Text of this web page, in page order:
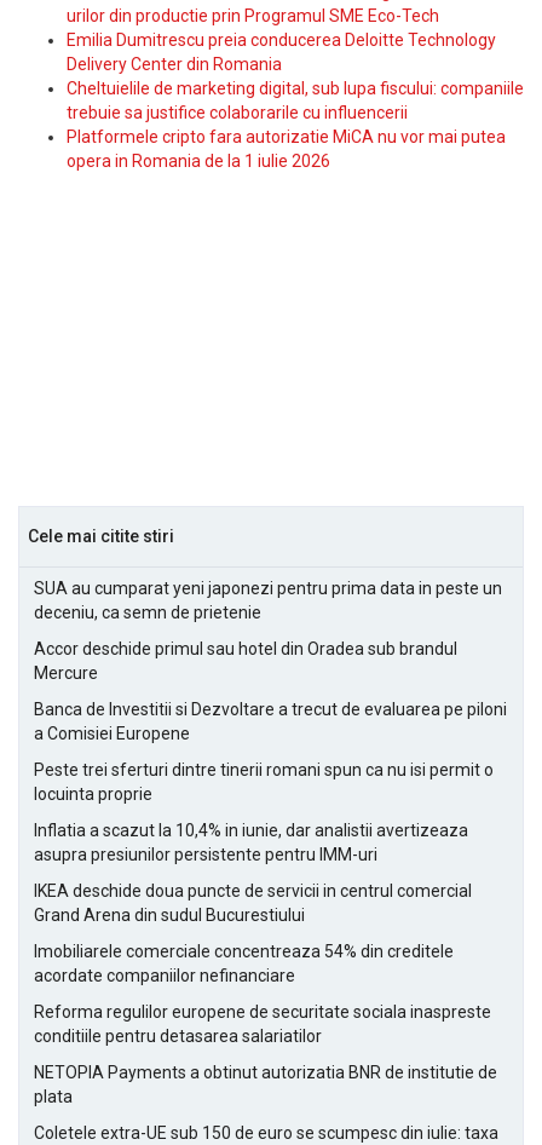
urilor din productie prin Programul SME Eco-Tech
Emilia Dumitrescu preia conducerea Deloitte Technology
Delivery Center din Romania
Cheltuielile de marketing digital, sub lupa fiscului: companiile
trebuie sa justifice colaborarile cu influencerii
Platformele cripto fara autorizatie MiCA nu vor mai putea
opera in Romania de la 1 iulie 2026
Cele mai citite stiri
SUA au cumparat yeni japonezi pentru prima data in peste un
deceniu, ca semn de prietenie
Accor deschide primul sau hotel din Oradea sub brandul
Mercure
Banca de Investitii si Dezvoltare a trecut de evaluarea pe piloni
a Comisiei Europene
Peste trei sferturi dintre tinerii romani spun ca nu isi permit o
locuinta proprie
Inflatia a scazut la 10,4% in iunie, dar analistii avertizeaza
asupra presiunilor persistente pentru IMM-uri
IKEA deschide doua puncte de servicii in centrul comercial
Grand Arena din sudul Bucurestiului
Imobiliarele comerciale concentreaza 54% din creditele
acordate companiilor nefinanciare
Reforma regulilor europene de securitate sociala inaspreste
conditiile pentru detasarea salariatilor
NETOPIA Payments a obtinut autorizatia BNR de institutie de
plata
Coletele extra-UE sub 150 de euro se scumpesc din iulie: taxa